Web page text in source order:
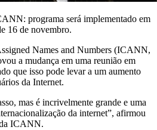
programa será implementado em
16 de novembro.
Names and Numbers (ICANN,
a mudança em uma reunião em
que isso pode levar a um aumento
da Internet.
mas é incrivelmente grande e uma
da internet”, afirmou
ICANN.